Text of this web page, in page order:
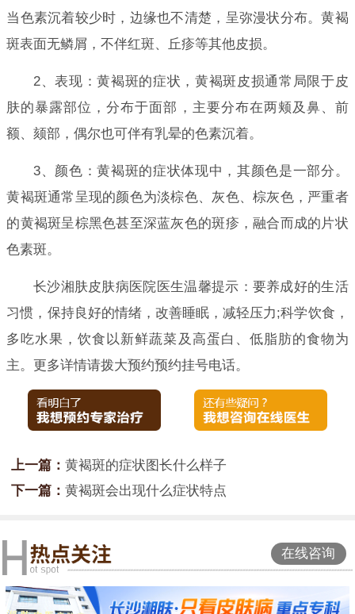
当色素沉着较少时，边缘也不清楚，呈弥漫状分布。黄褐
斑表面无鳞屑，不伴红斑、丘疹等其他皮损。
2、表现：黄褐斑的症状，黄褐斑皮损通常局限于皮
肤的暴露部位，分布于面部，主要分布在两颊及鼻、前
额、颏部，偶尔也可伴有乳晕的色素沉着。
3、颜色：黄褐斑的症状体现中，其颜色是一部分。
黄褐斑通常呈现的颜色为淡棕色、灰色、棕灰色，严重者
的黄褐斑呈棕黑色甚至深蓝灰色的斑疹，融合而成的片状
色素斑。
长沙湘肤皮肤病医院医生温馨提示：要养成好的生活
习惯，保持良好的情绪，改善睡眠，减轻压力;科学饮食，
多吃水果，饮食以新鲜蔬菜及高蛋白、低脂肪的食物为
主。更多详情请拨大预约预约挂号电话。
上一篇： 黄褐斑的症状图长什么样子
下一篇： 黄褐斑会出现什么症状特点
在线咨询